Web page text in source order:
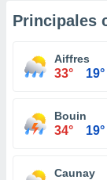
Principales
Aiffres
33° 19°
Bouin
34° 19°
Caunay